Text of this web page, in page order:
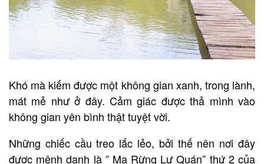
Khó mà kiếm được một không gian xanh, trong lành,
mát mẻ như ở đây. Cảm giác được thả mình vào
không gian yên bình thật tuyệt vời.
Những chiếc cầu treo lắc lẻo, bởi thế nên nơi đây
được mệnh danh là ” Ma Rừng Lư Quán” thứ 2 của